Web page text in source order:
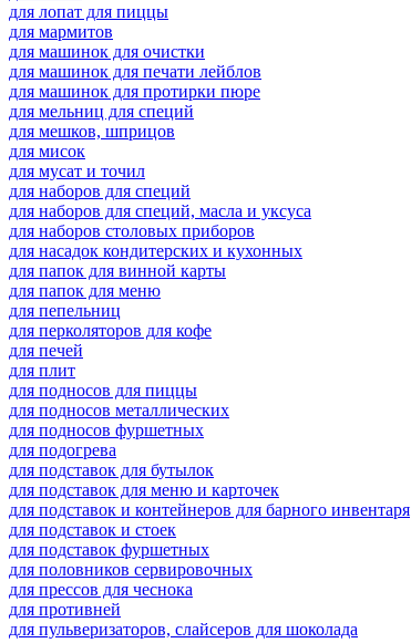
для лопат для пиццы
для мармитов
для машинок для очистки
для машинок для печати лейблов
для машинок для протирки пюре
для мельниц для специй
для мешков, шприцов
для мисок
для мусат и точил
для наборов для специй
для наборов для специй, масла и уксуса
для наборов столовых приборов
для насадок кондитерских и кухонных
для папок для винной карты
для папок для меню
для пепельниц
для перколяторов для кофе
для печей
для плит
для подносов для пиццы
для подносов металлических
для подносов фуршетных
для подогрева
для подставок для бутылок
для подставок для меню и карточек
для подставок и контейнеров для барного инвентаря
для подставок и стоек
для подставок фуршетных
для половников сервировочных
для прессов для чеснока
для противней
для пульверизаторов, слайсеров для шоколада